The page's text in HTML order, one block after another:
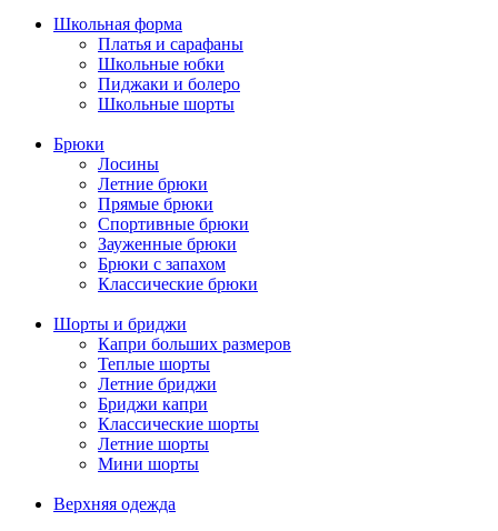
Школьная форма
Платья и сарафаны
Школьные юбки
Пиджаки и болеро
Школьные шорты
Брюки
Лосины
Летние брюки
Прямые брюки
Спортивные брюки
Зауженные брюки
Брюки с запахом
Классические брюки
Шорты и бриджи
Капри больших размеров
Теплые шорты
Летние бриджи
Бриджи капри
Классические шорты
Летние шорты
Мини шорты
Верхняя одежда